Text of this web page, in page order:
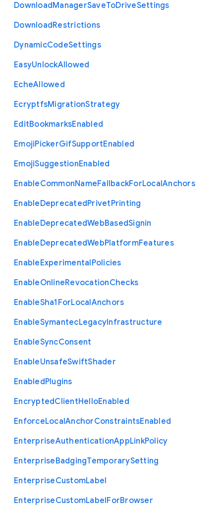
DownloadManagerSaveToDriveSettings
DownloadRestrictions
DynamicCodeSettings
EasyUnlockAllowed
EcheAllowed
EcryptfsMigrationStrategy
EditBookmarksEnabled
EmojiPickerGifSupportEnabled
EmojiSuggestionEnabled
EnableCommonNameFallbackForLocalAnchors
EnableDeprecatedPrivetPrinting
EnableDeprecatedWebBasedSignin
EnableDeprecatedWebPlatformFeatures
EnableExperimentalPolicies
EnableOnlineRevocationChecks
EnableSha1 ForLocalAnchors
EnableSymantecLegacyInfrastructure
EnableSyncConsent
EnableUnsafeSwiftShader
EnabledPlugins
EncryptedClientHelloEnabled
EnforceLocalAnchorConstraintsEnabled
EnterpriseAuthenticationAppLinkPolicy
EnterpriseBadgingTemporarySetting
EnterpriseCustomLabel
EnterpriseCustomLabelForBrowser